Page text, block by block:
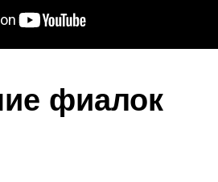
фиалок